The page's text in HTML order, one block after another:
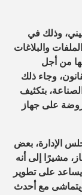
وذلك في
والبلاغات
من أجل
وجاء ذلك
بتكثيف
على جهاز
الإدارة، بعض
مشيرًا إلى أنه
على تطوير
مع أحدث